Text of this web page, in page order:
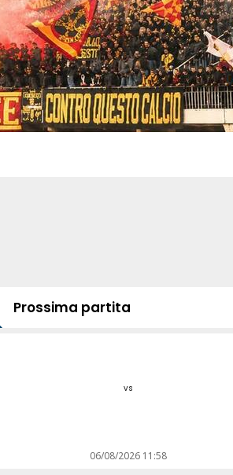
Prossima partita
vs
06/08/2026 11:58